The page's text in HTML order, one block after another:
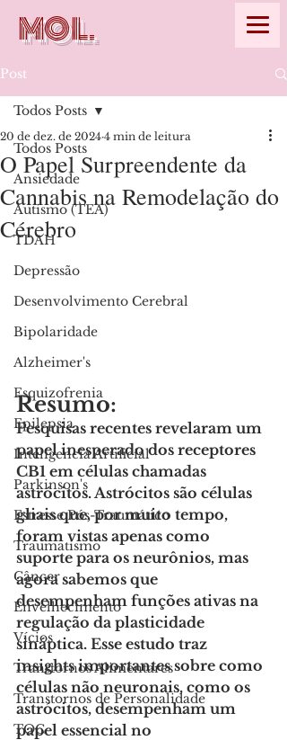
MOL.
Post
Todos Posts
Ansiedade
Autismo (TEA)
TDAH
Depressão
Desenvolvimento Cerebral
Bipolaridade
Alzheimer's
Esquizofrenia
Epilepsia
Inteligencia Artificial
Parkinson's
Estresse Pós-Traumático
Traumatismo
Câncer
Envelhecimento
Vícios
Transtornos Alimentares
Transtornos de Personalidade
TOC
Todos Posts
O Papel Surpreendente da
Cannabis na Remodelação do
Cérebro
20 de dez. de 2024 4 min de leitura
Resumo:
Pesquisas recentes revelaram um
papel inesperado dos receptores
CB1 em células chamadas
astrócitos. Astrócitos são células
gliais que, por muito tempo,
foram vistas apenas como
suporte para os neurônios, mas
agora sabemos que
desempenham funções ativas na
regulação da plasticidade
sináptica. Esse estudo traz
insights importantes sobre como
células não neuronais, como os
astrócitos, desempenham um
papel essencial no